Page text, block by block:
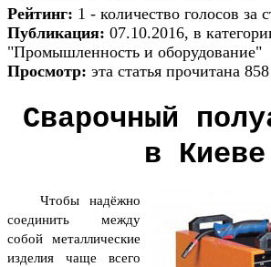
Рейтинг: 1 - количество голосов за
Публикация: 07.10.2016, в
"Промышленность и оборудование"
Просмотр: эта статья прочитана
Сварочный
в Киеве
Чтобы надёжно
соединить между
собой металлические
изделия чаще всего